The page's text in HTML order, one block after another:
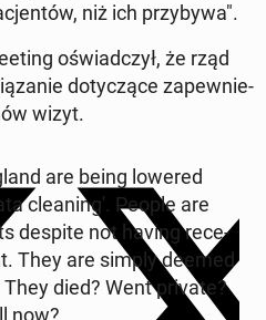
niż ich przy­by­wa".
oświad­czył, że rząd
do­ty­czą­ce za­pew­nie­
wizyt.
are being lowered
cle­anin­g'. People are
despite not having re­ce­
They are simply deemed
died? Went private?